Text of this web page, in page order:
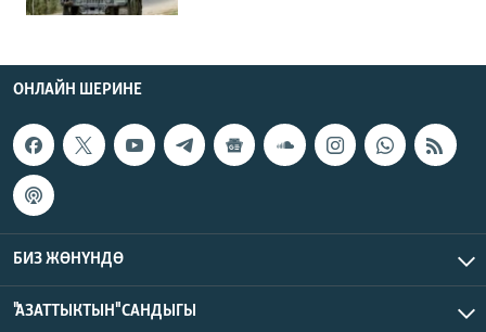
ОНЛАЙН ШЕРИНЕ
БИЗ ЖӨНҮНДӨ
"АЗАТТЫКТЫН" САНДЫГЫ